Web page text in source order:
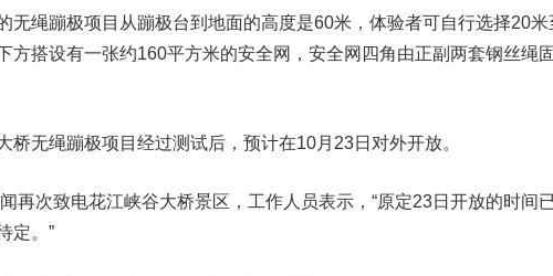
无绳蹦极项目从蹦极台到地面的高度是60米，体验者可自行选择20米
方搭设有一张约160平方米的安全网，安全网四角由正副两套钢丝绳固
桥无绳蹦极项目经过测试后，预计在10月23日对外开放。
再次致电花江峡谷大桥景区，工作人员表示，“原定23日开放的时间
定。”